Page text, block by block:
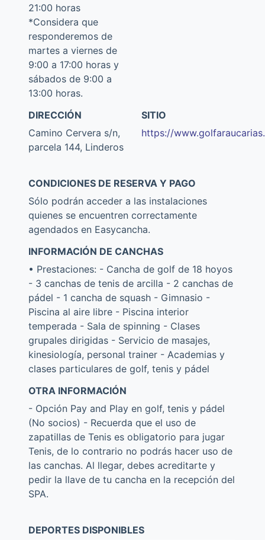
21:00 horas
*Considera que
responderemos de
martes a viernes de
9:00 a 17:00 horas y
sábados de 9:00 a
13:00 horas.
DIRECCIÓN
Camino Cervera s/n,
parcela 144, Linderos
SITIO
https://
CONDICIONES DE RESERVA Y PAGO
Sólo podrán acceder a las instalaciones
quienes se encuentren correctamente
agendados en Easycancha.
INFORMACIÓN DE CANCHAS
• Prestaciones: - Cancha de golf de 18 hoyos
- 3 canchas de tenis de arcilla - 2 canchas de
pádel - 1 cancha de squash - Gimnasio -
Piscina al aire libre - Piscina interior
temperada - Sala de spinning - Clases
grupales dirigidas - Servicio de masajes,
kinesiología, personal trainer - Academias y
clases particulares de golf, tenis y pádel
OTRA INFORMACIÓN
- Opción Pay and Play en golf, tenis y pádel
(No socios) - Recuerda que el uso de
zapatillas de Tenis es obligatorio para jugar
Tenis, de lo contrario no podrás hacer uso de
las canchas. Al llegar, debes acreditarte y
pedir la llave de tu cancha en la recepción del
SPA.
DEPORTES DISPONIBLES